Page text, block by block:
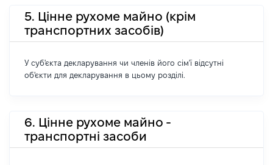
5. Цінне рухоме майно (крім
транспортних засобів)
У суб'єкта декларування чи членів його сім'ї відсутні
об'єкти для декларування в цьому розділі.
6. Цінне рухоме майно -
транспортні засоби